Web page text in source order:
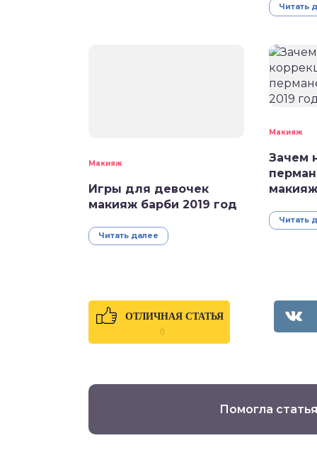
Читать
Макияж
Игры для девочек
макияж барби 2019 год
Читать далее
Макияж
Зачем
Читать
ОТЛИЧНАЯ СТАТЬЯ
0
Помогла